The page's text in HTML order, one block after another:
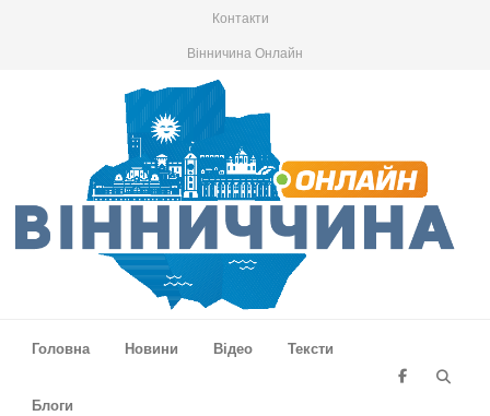
Контакти
Вінничина Онлайн
Головна
Новини Відео Тексти
Блоги